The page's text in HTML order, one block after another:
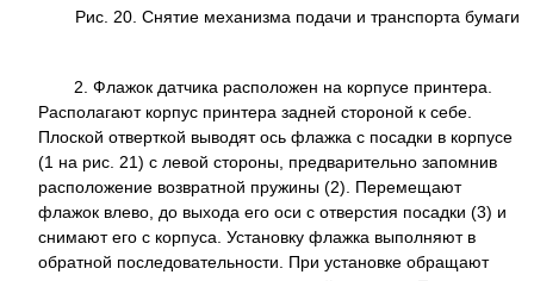
Рис. 20. Снятие механизма подачи и транспорта бумаги
2. Флажок датчика расположен на корпусе принтера.
Располагают корпус принтера задней стороной к себе.
Плоской отверткой выводят ось флажка с посадки в корпусе
(1 на рис. 21) с левой стороны, предварительно запомнив
расположение возвратной пружины (2). Перемещают
флажок влево, до выхода его оси с отверстия посадки (3) и
снимают его с корпуса. Установку флажка выполняют в
обратной последовательности. При установке обращают